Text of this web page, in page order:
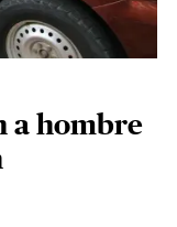
a hombre